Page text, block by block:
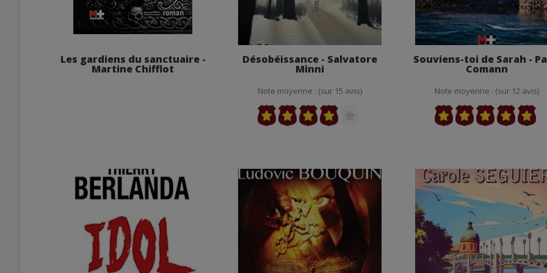
Les gardiens du sanctuaire -
Martine Chifflot
Désobéissance - Salvatore
Minni
Note moyenne : (sur 15 avis)
Souviens-toi de Sarah -
Comann
Note moyenne : (sur 12 avis)